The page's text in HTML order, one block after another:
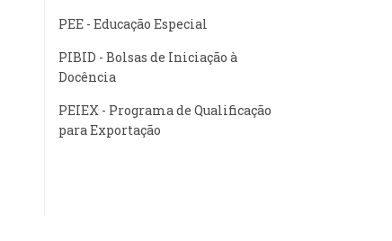
PEE - Educação Especial
PIBID - Bolsas de Iniciação à
Docência
PEIEX - Programa de Qualificação
para Exportação